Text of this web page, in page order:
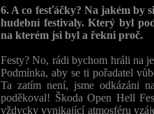
6. A co fesťáčky? Na jakém by
hudební festivaly. Který byl
na kterém jsi byl a řekni proč.
Festy? No, rádi bychom hráli na
Podmínka, aby se ti pořadatel
Ta zatím není, jsme odkázáni
poděkoval! Škoda Open Hell
vždycky vynikající atmosféru